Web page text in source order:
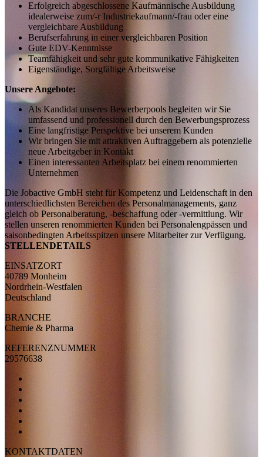
Erfolgreich abgeschlossene Kaufmännische Ausbildung
idealerweise zum/-r Industriekaufmann/-frau oder eine
vergleichbare Ausbildung
Berufserfahrung in einer vergleichbaren Position
Gute EDV-Kenntnisse
Teamfähigkeit und sehr gute kommunikative Fähigkeiten
Eigenständige, Sorgfältige Arbeitsweise
Unsere Angebote:
Als Kandidat unseres Bewerberpools begleiten wir Sie
umfassend und professionell durch den Bewerbungsprozess
Eine langfristige Perspektive bei unserem Kunden
Wir bringen Sie mit attraktiven Auftraggebern als potenzielle
neue Arbeitgeber in Kontakt
Einen interessanten Arbeitsplatz bei einem renommierten
Unternehmen
Die Jobactive GmbH steht für Kompetenz und Leidenschaft in den
unterschiedlichsten Bereichen des Personalmanagements, ganz
gleich ob Personalberatung, -beschaffung oder -vermittlung. Wir
stellen unseren renommierten Kunden bei Personalengpässen und
saisonbedingten Arbeitsspitzen unsere Mitarbeiter zur Verfügung.
STELLENDETAILS
EINSATZORT
40789 Monheim
Nordrhein-Westfalen
Deutschland
BRANCHE
Chemie & Pharma
REFERENZNUMMER
29576638
KONTAKTDATEN